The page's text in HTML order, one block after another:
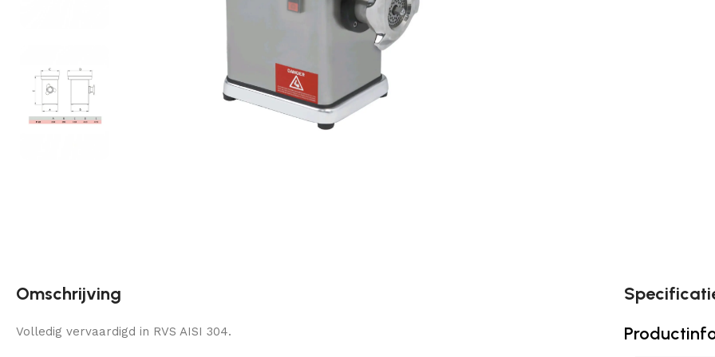
Omschrijving
Volledig vervaardigd in RVS AISI 304.